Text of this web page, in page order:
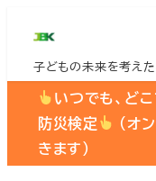
ン
子どもの未来を考え
いつでも、ど
防災検定
（オ
きます）